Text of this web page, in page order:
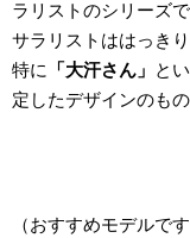
ラリストのシリーズで
サラリストははっき
特に
「大汗さん」 と
定したデザインのもの
（おすすめモデルです